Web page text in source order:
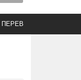
ПЕРЕВОДЫ